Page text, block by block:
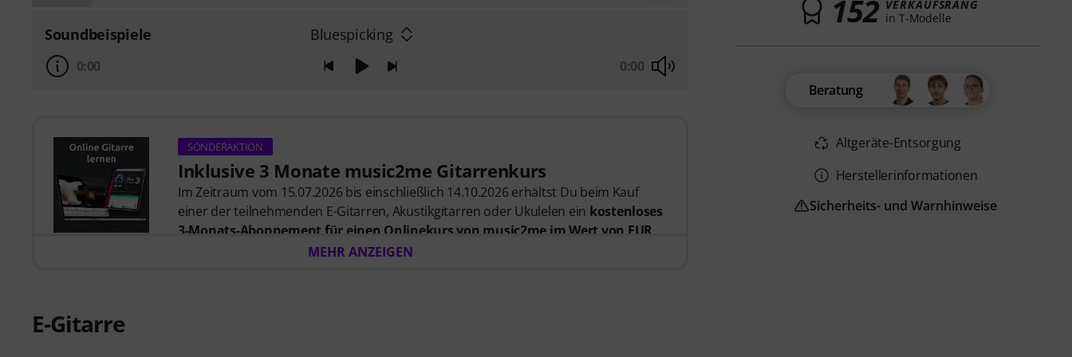
Soundbeispiele Bluespicking
0:00 0:00
SONDERAKTION
Inklusive 3 Monate music2me Gitarrenkurs
Im Zeitraum vom 15.07.2026 bis einschließlich 14.10.2026 erhältst Du beim Kauf
einer der teilnehmenden E-Gitarren, Akustikgitarren oder Ukulelen ein kostenloses
3-Monats-Abonnement für einen Onlinekurs von music2me im Wert von EUR
. Nach dem Versand deiner Bestellung bekommst du den Freischaltcode
MEHR ANZEIGEN
E-Gitarre
152 VERKAUFSRANG
in T-Modelle
Beratung
Altgeräte-Entsorgung
Herstellerinformationen
Sicherheits- und Warnhinweise